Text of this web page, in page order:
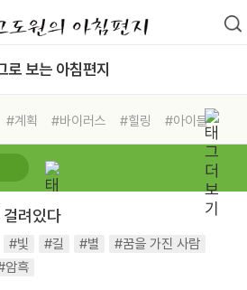
로 보는 아침편지
#계획 #바이러스 #힐링
#아이들
삶
컨학교
려있다
#빛 #길 #별
#꿈을 가진 사람
암흑